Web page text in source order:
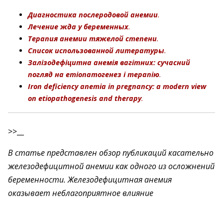
Диагностика послеродовой анемии.
Лечение жда у беременных.
Терапия анемии тяжелой степени.
Список использованной литературы.
Залізодефіцитна анемія вагітних: сучасний
погляд на етіопатогенез і терапію.
Iron deficiency anemia in pregnancy: a modern view
on etiopathogenesis and therapy.
>>__
В статье представлен обзор публикаций касательно
железодефицитной анемии как одного из осложнений
беременности. Железодефицитная анемия
оказывает неблагоприятное влияние